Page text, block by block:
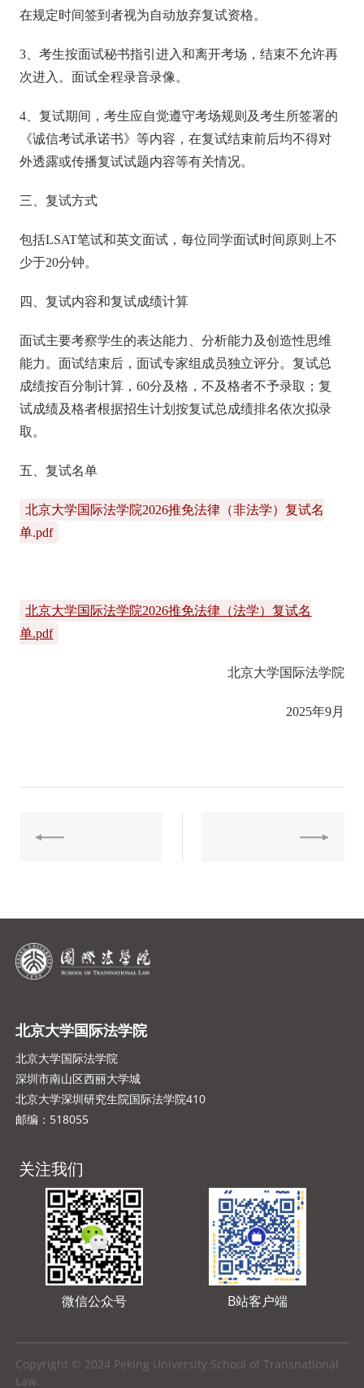
在规定时间签到者视为自动放弃复试资格。
3、考生按面试秘书指引进入和离开考场，结束不允许再
次进入。面试全程录音录像。
4、复试期间，考生应自觉遵守考场规则及考生所签署的
《诚信考试承诺书》等内容，在复试结束前后均不得对
外透露或传播复试试题内容等有关情况。
三、复试方式
包括LSAT笔试和英文面试，每位同学面试时间原则上不
少于20分钟。
四、复试内容和复试成绩计算
面试主要考察学生的表达能力、分析能力及创造性思维
能力。面试结束后，面试专家组成员独立评分。复试总
成绩按百分制计算，60分及格，不及格者不予录取；复
试成绩及格者根据招生计划按复试总成绩排名依次拟录
取。
五、复试名单
北京大学国际法学院2026推免法律（非法学）复试名
单.pdf
北京大学国际法学院2026推免法律（法学）复试名
单.pdf
北京大学国际法学院
2025年9月
北京大学国际法学院
北京大学国际法学院
深圳市南山区西丽大学城
北京大学深圳研究生院国际法学院410
邮编：518055
关注我们
微信公众号 B站客户端
Copyright © 2024 Peking University School of Transnational
Law.